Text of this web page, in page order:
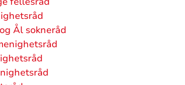
Ål sokneråd